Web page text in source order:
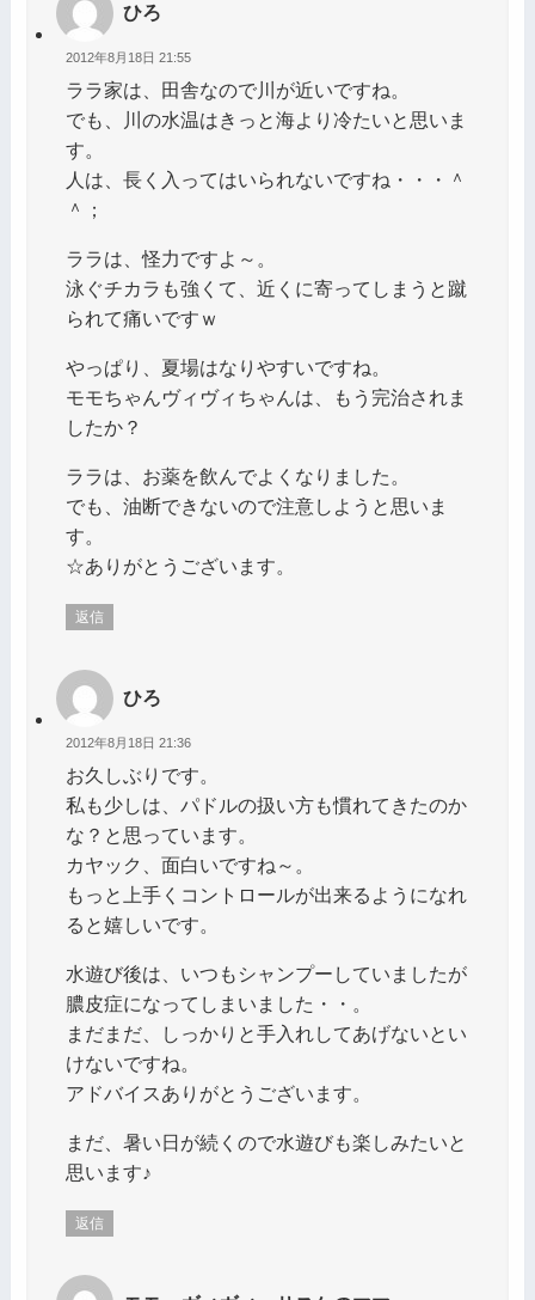
ひろ
2012年8月18日 21:55
ララ家は、田舎なので川が近いですね。
でも、川の水温はきっと海より冷たいと思いま
す。
人は、長く入ってはいられないですね・・・＾
＾；
ララは、怪力ですよ～。
泳ぐチカラも強くて、近くに寄ってしまうと蹴
られて痛いですｗ
やっぱり、夏場はなりやすいですね。
モモちゃんヴィヴィちゃんは、もう完治されま
したか？
ララは、お薬を飲んでよくなりました。
でも、油断できないので注意しようと思いま
す。
☆ありがとうございます。
返信
ひろ
2012年8月18日 21:36
お久しぶりです。
私も少しは、パドルの扱い方も慣れてきたのか
な？と思っています。
カヤック、面白いですね～。
もっと上手くコントロールが出来るようになれ
ると嬉しいです。
水遊び後は、いつもシャンプーしていましたが
膿皮症になってしまいました・・。
まだまだ、しっかりと手入れしてあげないとい
けないですね。
アドバイスありがとうございます。
まだ、暑い日が続くので水遊びも楽しみたいと
思います♪
返信